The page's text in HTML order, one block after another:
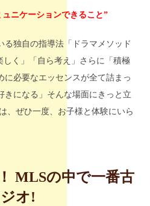
ニケーションできること”
る独自の指導法「ドラマメソッド
しく」「自ら考え」さらに「積極
に必要なエッセンスが全て詰まっ
きになる」そんな場面にきっと立
、ぜひ一度、お子様と体験にいら
MLSの中で一番古
オ!